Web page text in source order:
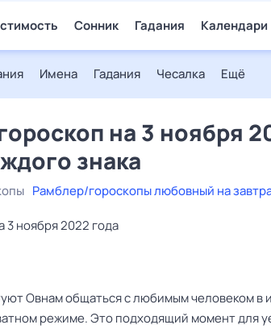
Сонник Гадания Календари
Имена Гадания Чесалка Ещё
на 3 ноября
знака
Рамблер/гороскопы любовный на
ноября 2022 года
Овнам общаться с любимым человеком в
режиме. Это подходящий момент для